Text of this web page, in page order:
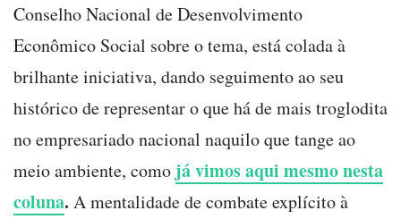
Conselho Nacional de Desenvolvimento
Econômico Social sobre o tema, está colada à
brilhante iniciativa, dando seguimento ao seu
histórico de representar o que há de mais troglodita
no empresariado nacional naquilo que tange ao
meio ambiente, como já vimos aqui mesmo nesta
coluna. A mentalidade de combate explícito à